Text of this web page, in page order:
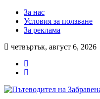
За нас
Условия за ползване
За реклама
четвъртък, август 6, 2026